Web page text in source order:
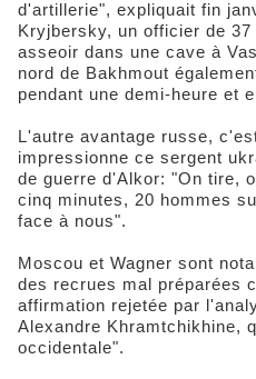
d'artillerie", expliquait fin
Kryjbersky, un officier de
asseoir dans une cave à
nord de Bakhmout
pendant une demi-heure et
L'autre avantage russe,
impressionne ce sergent
de guerre d'Alkor: "On tire,
cinq minutes, 20 hommes
face à nous".
Moscou et Wagner sont
des recrues mal préparées
affirmation rejetée par
Alexandre Khramtchikhine,
occidentale".